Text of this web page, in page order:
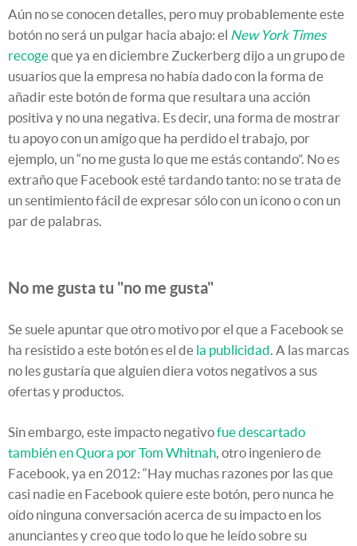
Aún no se conocen detalles, pero muy probablemente este
botón no será un pulgar hacia abajo: el New York Times
recogeque ya en diciembre Zuckerberg dijo a un grupo de
usuarios que la empresa no había dado con la forma de
añadir este botón de forma que resultara una acción
positiva y no una negativa. Es decir, una forma de mostrar
tu apoyo con un amigo que ha perdido el trabajo, por
ejemplo, un “no me gusta lo que me estás contando”. No es
extraño que Facebook esté tardando tanto: no se trata de
un sentimiento fácil de expresar sólo con un icono o con un
par de palabras.
No me gusta tu "no me gusta"
Se suele apuntar que otro motivo por el que a Facebook se
ha resistido a este botón es el de la publicidad. A las marcas
no les gustaría que alguien diera votos negativos a sus
ofertas y productos.
Sin embargo, este impacto negativofue descartado
también en Quora por Tom Whitnah, otro ingeniero de
Facebook, ya en 2012: “Hay muchas razones por las que
casi nadie en Facebook quiere este botón, pero nunca he
oído ninguna conversación acerca de su impacto en los
anunciantes y creo que todo lo que he leído sobre su